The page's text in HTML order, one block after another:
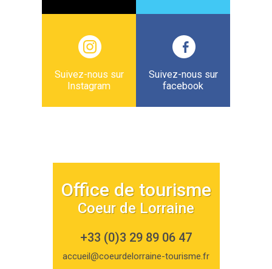
Suivez-nous sur
Instagram
Suivez-nous sur
facebook
Office de tourisme
Coeur de Lorraine
+33 (0)3 29 89 06 47
accueil@coeurdelorraine-tourisme.fr